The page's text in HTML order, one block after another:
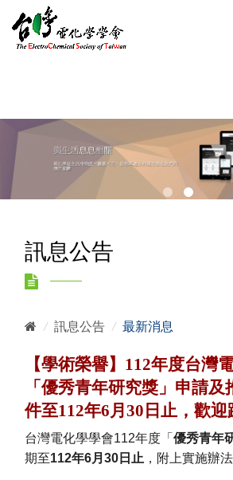
訊息公告
/ 訊息公告 / 最新消息
【學術榮譽】112年度台灣
「優秀青年研究獎」申請
件至112年6月30日止，歡
台灣電化學學會112年度「 優秀青年
期至112年6月30日止 ， 附上實施辦